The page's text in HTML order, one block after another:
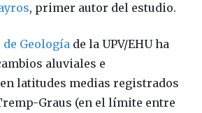
, primer autor del estudio.
Geología de la UPV/EHU ha
aluviales e
latitudes medias registrados
Graus (en el límite entre